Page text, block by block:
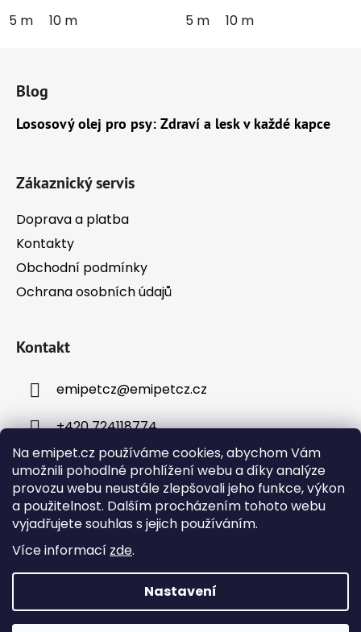
Na emipet.cz používáme cookies, abychom Vám
umožnili pohodlné prohlížení webu a díky analýze
provozu webu neustále zlepšovali jeho funkce, výkon
a použitelnost. Dalším procházením tohoto webu
vyjadřujete souhlas s jejich používáním.
Více informací zde.
Nastavení
Objednávky přijaté v pracovní dny do 12:00 budou
5 m 10 m 5 m 10 m
Blog
Lososový olej pro psy: Zdraví a lesk v každé kapce
Zákaznický servis
Doprava a platba
Kontakty
Obchodní podmínky
Ochrana osobních údajů
Kontakt
emipetcz@emipetcz.cz
+420 724118774
Instagram
Vytvořil Shoptet